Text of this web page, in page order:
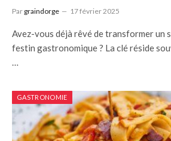
Par graindorge 17 février 2025
Avez-vous déjà rêvé de transformer un
festin gastronomique ? La clé réside
GASTRONOMIE